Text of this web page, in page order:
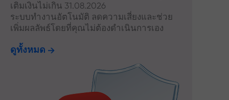
เติมเงินไม่เกิน 31.08.2026
ระบบทำงานอัตโนมัติ ลดความเสี่ยงและช่วย
เพิ่มผลลัพธ์โดยที่คุณไม่ต้องดำเนินการเอง
ดูทั้งหมด